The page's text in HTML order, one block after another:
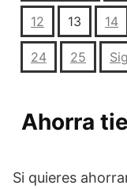
12 13 14
24 25
Ahorra
Si quieres